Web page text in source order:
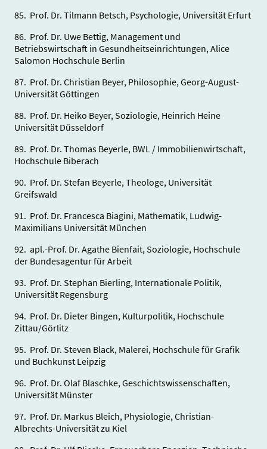
85. Prof. Dr. Tilmann Betsch, Psychologie, Universität Erfurt
86. Prof. Dr. Uwe Bettig, Management und
Betriebswirtschaft in Gesundheitseinrichtungen, Alice
Salomon Hochschule Berlin
87. Prof. Dr. Christian Beyer, Philosophie, Georg-August-
Universität Göttingen
88. Prof. Dr. Heiko Beyer, Soziologie, Heinrich Heine
Universität Düsseldorf
89. Prof. Dr. Thomas Beyerle, BWL / Immobilienwirtschaft,
Hochschule Biberach
90. Prof. Dr. Stefan Beyerle, Theologe, Universität
Greifswald
91. Prof. Dr. Francesca Biagini, Mathematik, Ludwig-
Maximilians Universität München
92. apl.-Prof. Dr. Agathe Bienfait, Soziologie, Hochschule
der Bundesagentur für Arbeit
93. Prof. Dr. Stephan Bierling, Internationale Politik,
Universität Regensburg
94. Prof. Dr. Dieter Bingen, Kulturpolitik, Hochschule
Zittau/Görlitz
95. Prof. Dr. Steven Black, Malerei, Hochschule für Grafik
und Buchkunst Leipzig
96. Prof. Dr. Olaf Blaschke, Geschichtswissenschaften,
Universität Münster
97. Prof. Dr. Markus Bleich, Physiologie, Christian-
Albrechts-Universität zu Kiel